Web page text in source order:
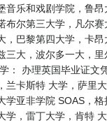
音乐和戏剧学院，鲁
布尔第三大学，凡尔
，巴黎第四大学，卡
三大，波尔多一大，
： 办理英国毕业证文
兰卡斯特 大学，萨里
学亚非学院 SOAS，
学，雷丁大学，肯特